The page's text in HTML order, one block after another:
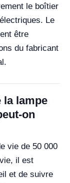
le boîtier
Le
être
du fabricant
la lampe
on
vie de 50 000
il est
et de suivre